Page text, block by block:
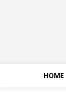
HOME